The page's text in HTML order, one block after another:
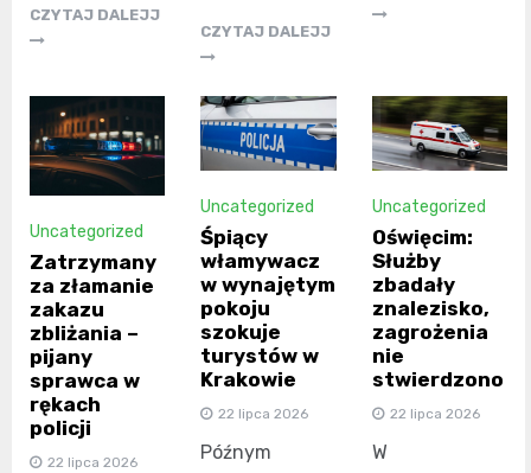
CZYTAJ DALEJJ
CZYTAJ DALEJJ
Uncategorized
Zatrzymany
za złamanie
zakazu
zbliżania –
pijany
sprawca w
rękach
policji
22 lipca 2026
Uncategorized
Śpiący
włamywacz
w wynajętym
pokoju
szokuje
turystów w
Krakowie
22 lipca 2026
Późnym
Uncategorized
Oświęcim:
Służby
zbadały
znalezisko,
zagrożenia
nie
stwierdzono
22 lipca 2026
W